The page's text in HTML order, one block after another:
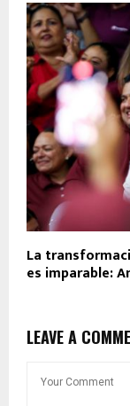
La
es imparable:
LEAVE A